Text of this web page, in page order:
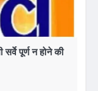
पूर्ण न होने की